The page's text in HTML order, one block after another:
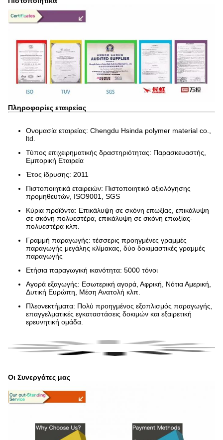
Πληροφορίες εταιρείας
Ονομασία εταιρείας: Chengdu Hsinda polymer material co.,
ltd.
Τύπος επιχειρηματικής δραστηριότητας: Παρασκευαστής,
Εμπορική Εταιρεία
Έτος ίδρυσης: 2011
Πιστοποιητικά εταιρειών: Πιστοποιητικό αξιολόγησης
προμηθευτών, ISO9001, SGS
Κύρια προϊόντα: Επικάλυψη σε σκόνη επωξίας, επικάλυψη
σε σκόνη πολυεστέρα, επικάλυψη σε σκόνη επωξίας-
πολυεστέρα κλπ.
Γραμμή παραγωγής: τέσσερις προηγμένες γραμμές
παραγωγής μεγάλης κλίμακας, δύο δοκιμαστικές γραμμές
παραγωγής
Ετήσια παραγωγική ικανότητα: 5000 τόνοι
Αγορά εξαγωγής: Εσωτερική αγορά, Αφρική, Νότια Αμερική,
Δυτική Ευρώπη, Μέση Ανατολή κλπ.
Πλεονεκτήματα: Πολύ προηγμένος εξοπλισμός παραγωγής,
επαγγελματικές εγκαταστάσεις δοκιμών και εξαιρετική
ερευνητική ομάδα.
Οι Συνεργάτες μας